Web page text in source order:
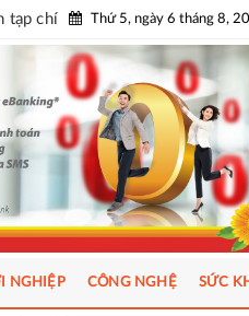
tạp chí Thứ 5, ngày 6 tháng 8,
NGHIỆP CÔNG NGHỆ SỨC